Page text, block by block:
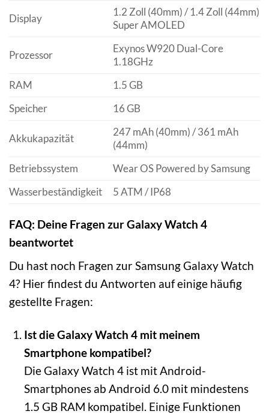
Display
1.2 Zoll (40mm) / 1.4 Zoll (44mm)
Super AMOLED
Prozessor
Exynos W920 Dual-Core
1.18GHz
RAM
1.5 GB
Speicher
16 GB
Akkukapazität
247 mAh (40mm) / 361 mAh
(44mm)
Betriebssystem
Wear OS Powered by Samsung
Wasserbeständigkeit
5 ATM / IP68
FAQ: Deine Fragen zur Galaxy Watch 4
beantwortet
Du hast noch Fragen zur Samsung Galaxy Watch
4? Hier findest du Antworten auf einige häufig
gestellte Fragen:
Ist die Galaxy Watch 4 mit meinem
Smartphone kompatibel?
Die Galaxy Watch 4 ist mit Android-
Smartphones ab Android 6.0 mit mindestens
1.5 GB RAM kompatibel. Einige Funktionen